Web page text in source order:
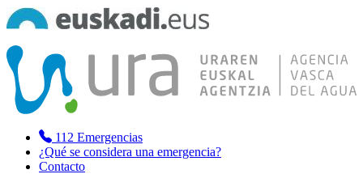
112 Emergencias
¿Qué se considera una emergencia?
Contacto